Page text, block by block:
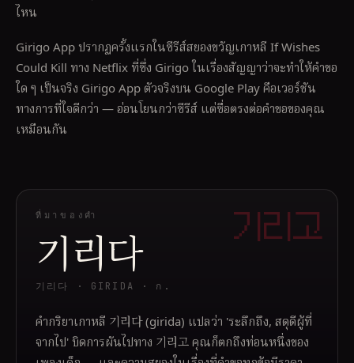
ไหน
Girigo App ปรากฏครั้งแรกในซีรีส์สยองขวัญเกาหลี If Wishes
Could Kill ทาง Netflix ที่ซึ่ง Girigo ในเรื่องสัญญาว่าจะทำให้คำขอ
ใด ๆ เป็นจริง Girigo App ตัวจริงบน Google Play คือเวอร์ชัน
ทางการที่ใจดีกว่า — อ่อนโยนกว่าซีรีส์ แต่ซื่อตรงต่อคำขอของคุณ
เหมือนกัน
기리고
ที่มาของคำ
기리다
기리다 · GIRIDA · ก.
คำกริยาเกาหลี 기리다 (girida) แปลว่า 'ระลึกถึง, สดุดีผู้ที่
จากไป' บิดการผันไปทาง 기리고 คุณก็ตกถึงท่อนหนึ่งของ